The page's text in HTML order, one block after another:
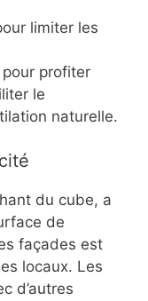
limiter les
pour profiter
le
naturelle.
du cube, a
de
façades est
locaux. Les
d’autres